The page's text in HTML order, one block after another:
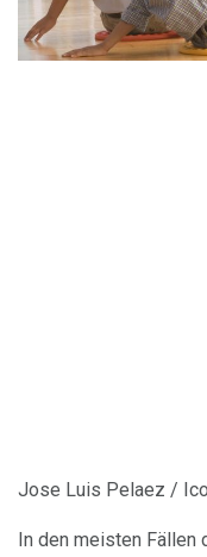
Jose Luis Pelaez /
In den meisten Fällen